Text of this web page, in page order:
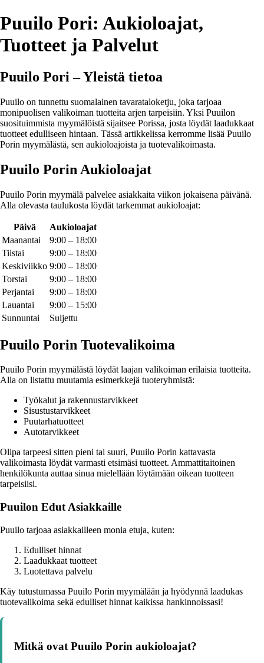
Puuilo Pori: Aukioloajat,
Tuotteet ja Palvelut
Puuilo Pori – Yleistä tietoa
Puuilo on tunnettu suomalainen tavarataloketju, joka tarjoaa
monipuolisen valikoiman tuotteita arjen tarpeisiin. Yksi Puuilon
suosituimmista myymälöistä sijaitsee Porissa, josta löydät laadukkaat
tuotteet edulliseen hintaan. Tässä artikkelissa kerromme lisää Puuilo
Porin myymälästä, sen aukioloajoista ja tuotevalikoimasta.
Puuilo Porin Aukioloajat
Puuilo Porin myymälä palvelee asiakkaita viikon jokaisena päivänä.
Alla olevasta taulukosta löydät tarkemmat aukioloajat:
Päivä
Aukioloajat
Maanantai
9:00 – 18:00
Tiistai
9:00 – 18:00
Keskiviikko 9:00 – 18:00
Torstai
9:00 – 18:00
Perjantai
9:00 – 18:00
Lauantai
9:00 – 15:00
Sunnuntai
Suljettu
Puuilo Porin Tuotevalikoima
Puuilo Porin myymälästä löydät laajan valikoiman erilaisia tuotteita.
Alla on listattu muutamia esimerkkejä tuoteryhmistä:
Työkalut ja rakennustarvikkeet
Sisustustarvikkeet
Puutarhatuotteet
Autotarvikkeet
Olipa tarpeesi sitten pieni tai suuri, Puuilo Porin kattavasta
valikoimasta löydät varmasti etsimäsi tuotteet. Ammattitaitoinen
henkilökunta auttaa sinua mielellään löytämään oikean tuotteen
tarpeisiisi.
Puuilon Edut Asiakkaille
Puuilo tarjoaa asiakkailleen monia etuja, kuten:
Edulliset hinnat
Laadukkaat tuotteet
Luotettava palvelu
Käy tutustumassa Puuilo Porin myymälään ja hyödynnä laadukas
tuotevalikoima sekä edulliset hinnat kaikissa hankinnoissasi!
Mitkä ovat Puuilo Porin aukioloajat?